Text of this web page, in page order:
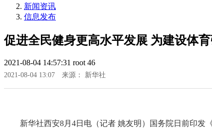
新闻资讯
信息发布
促进全民健身更高水平发展 为建设体
2021-08-04 14:57:31 root 46
2021-08-04 13:07 来源： 新华社
新华社西安8月4日电（记者 姚友明）国务院日前印发